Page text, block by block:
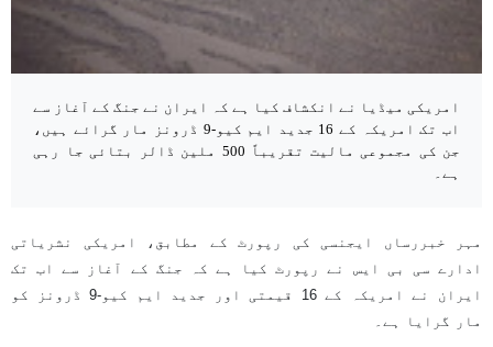
امریکی میڈیا نے انکشاف کیا ہے کہ ایران نے جنگ کے آغاز سے
اب تک امریکہ کے 16 جدید ایم کیو-9 ڈرونز مار گرائے ہیں،
جن کی مجموعی مالیت تقریباً 500 ملین ڈالر بتائی جا رہی
ہے۔
مہر خبررساں ایجنسی کی رپورٹ کے مطابق، امریکی نشریاتی
ادارے سی بی ایس نے رپورٹ کیا ہے کہ جنگ کے آغاز سے اب تک
ایران نے امریکہ کے 16 قیمتی اور جدید ایم کیو-9 ڈرونز کو
مار گرایا ہے۔